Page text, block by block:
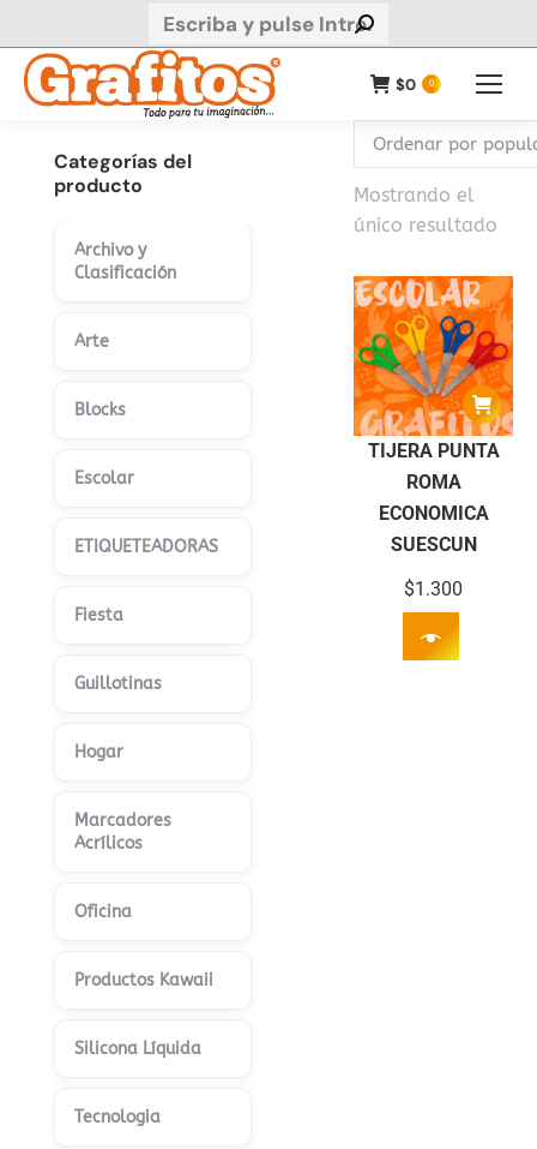
Buscar:
$0 0
Mostrando el
único resultado
TIJERA PUNTA
ROMA
ECONOMICA
SUESCUN
$1.300
Categorías del
producto
Archivo y
Clasificación
Arte
Blocks
Escolar
ETIQUETEADORAS
Fiesta
Guillotinas
Hogar
Marcadores
Acrílicos
Oficina
Productos Kawaii
Silicona Líquida
Tecnologia